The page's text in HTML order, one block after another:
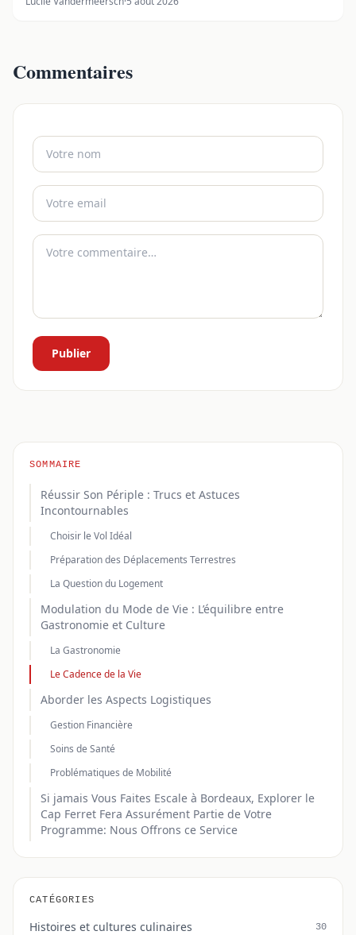
Commentaires
Publier
SOMMAIRE
Réussir Son Périple : Trucs et Astuces
Incontournables
Choisir le Vol Idéal
Préparation des Déplacements Terrestres
La Question du Logement
Modulation du Mode de Vie : L’équilibre entre
Gastronomie et Culture
La Gastronomie
Le Cadence de la Vie
Aborder les Aspects Logistiques
Gestion Financière
Soins de Santé
Problématiques de Mobilité
Si jamais Vous Faites Escale à Bordeaux, Explorer le
Cap Ferret Fera Assurément Partie de Votre
Programme: Nous Offrons ce Service
CATÉGORIES
Histoires et cultures culinaires 30